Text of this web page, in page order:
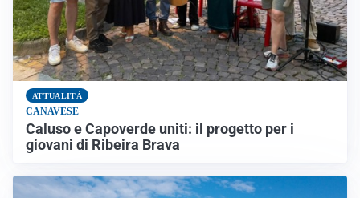
ATTUALITÀ
CANAVESE
Caluso e Capoverde uniti: il progetto per i
giovani di Ribeira Brava